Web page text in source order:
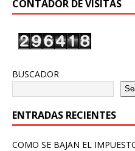
CONTADOR DE VISITAS
BUSCADOR
ENTRADAS RECIENTES
COMO SE BAJAN EL